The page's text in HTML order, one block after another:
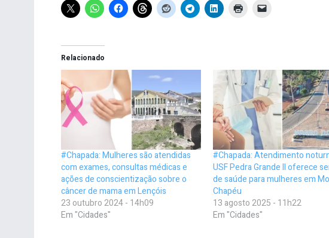
Relacionado
#Chapada: Mulheres são atendidas
com exames, consultas médicas e
ações de conscientização sobre o
câncer de mama em Lençóis
23 outubro 2024 - 14h09
Em "Cidades"
#Chapada: Atendimento
USF Pedra Grande II oferece
de saúde para mulheres em
Chapéu
13 agosto 2025 - 11h22
Em "Cidades"